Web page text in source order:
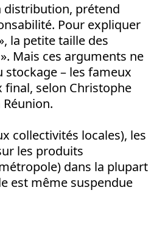
distribution, prétend
Pour expliquer
la petite taille des
Mais ces arguments ne
– les fameux
final, selon Christophe
collectivités locales), les
les produits
dans la plupart
est même suspendue